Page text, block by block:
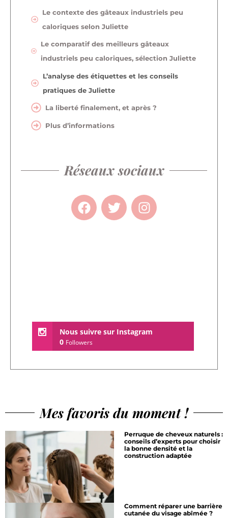
Le contexte des gâteaux industriels peu
caloriques selon Juliette
Le comparatif des meilleurs gâteaux
industriels peu caloriques, sélection Juliette
L’analyse des étiquettes et les conseils
pratiques de Juliette
La liberté finalement, et après ?
Plus d’informations
Réseaux sociaux
Nous suivre sur Instagram
0 Followers
Mes favoris du moment !
Perruque de cheveux naturels :
conseils d’experts pour choisir
la bonne densité et la
construction adaptée
Comment réparer une barrière
cutanée du visage abîmée ?